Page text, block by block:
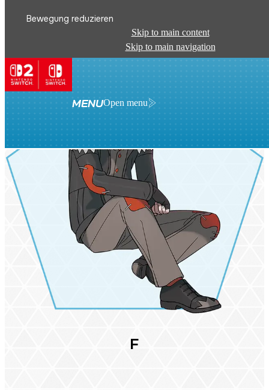
Bewegung reduzieren
Skip to main content
Skip to main navigation
MENUOpen menu
F